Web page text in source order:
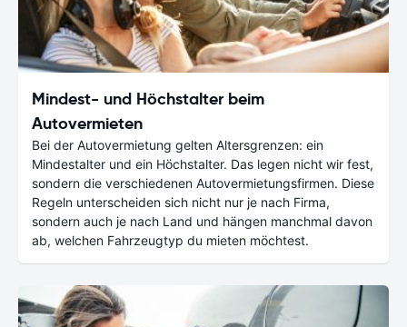
Mindest- und Höchstalter beim
Autovermieten
Bei der Autovermietung gelten Altersgrenzen: ein
Mindestalter und ein Höchstalter. Das legen nicht wir fest,
sondern die verschiedenen Autovermietungsfirmen. Diese
Regeln unterscheiden sich nicht nur je nach Firma,
sondern auch je nach Land und hängen manchmal davon
ab, welchen Fahrzeugtyp du mieten möchtest.